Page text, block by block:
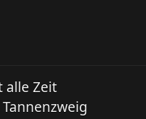
alle Zeit